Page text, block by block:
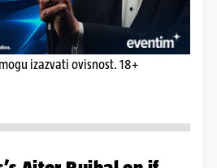
izazvati ovisnost. 18+